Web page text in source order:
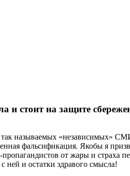
и стоит на защите
называемых «независимых»
фальсификация. Якобы я
пропагандистов от жары и страха
с ней и остатки здравого смысла!